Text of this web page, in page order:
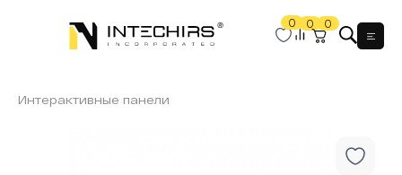
0 0 0
Интерактивные панели